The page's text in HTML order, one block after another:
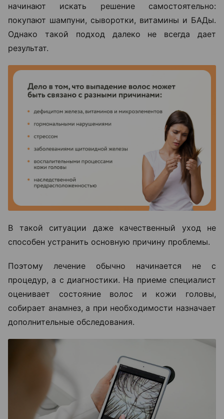
начинают искать решение самостоятельно:
покупают шампуни, сыворотки, витамины и БАДы.
Однако такой подход далеко не всегда дает
результат.
В такой ситуации даже качественный уход не
способен устранить основную причину проблемы.
Поэтому лечение обычно начинается не с
процедур, а с диагностики. На приеме специалист
оценивает состояние волос и кожи головы,
собирает анамнез, а при необходимости назначает
дополнительные обследования.